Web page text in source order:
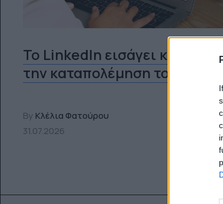
Το LinkedIn εισάγει κουμπί
την καταπολέμηση του AI Slop
By Κλέλια Φατούρου
31.07.2026